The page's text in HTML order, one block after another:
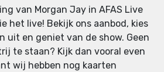
van Morgan Jay in AFAS Live
het live! Bekijk ons aanbod, kies
uit en geniet van de show. Geen
te staan? Kijk dan vooral even
wij hebben nog kaarten